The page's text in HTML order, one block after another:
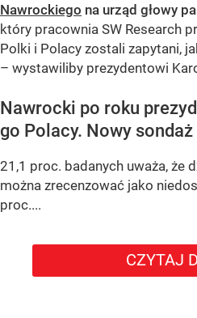
Nawrockiego na urząd głowy
który pracownia SW Research
Polki i Polacy zostali zapytani,
– wystawiliby prezydentowi
Nawrocki po roku
go Polacy. Nowy sondaż
21,1 proc. badanych uważa, że
można zrecenzować jako
proc....
CZYTAJ